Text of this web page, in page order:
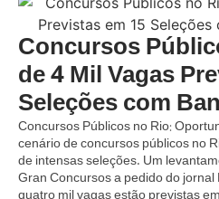
Concursos
de 4 Mil Vagas
Seleções com
Concursos Públicos no Rio:
cenário de concursos públicos no
de intensas seleções. Um
Gran Concursos a pedido do